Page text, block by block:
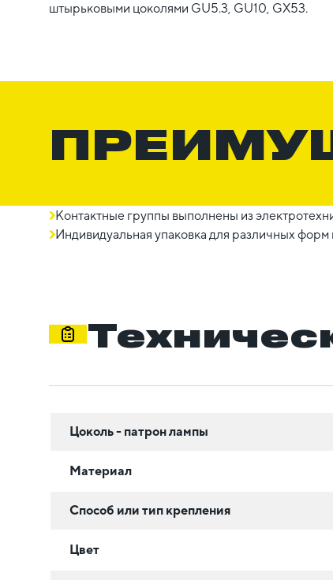
штырьковыми цоколями GU5.3, GU10, GX53.
Контактные группы выполнены из
Индивидуальная упаковка для различных
Цоколь - патрон лампы
Материал
Способ или тип крепления
Цвет